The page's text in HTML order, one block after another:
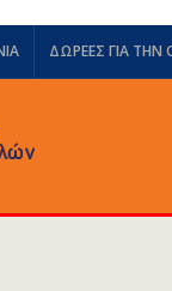
ΔΩΡΕΈΣ ΓΙΑ